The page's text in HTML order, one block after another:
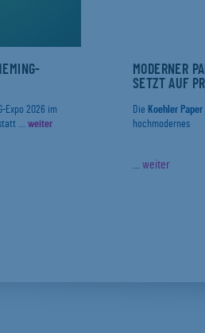
Expo 2026 im
... weiter
MODERNER
SETZT AUF
Die Koehler Paper
hochmodernes
... weiter